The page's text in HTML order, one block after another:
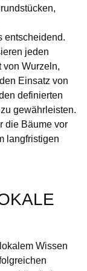
entscheidend.
jeden
von Wurzeln,
Einsatz von
definierten
gewährleisten.
die Bäume vor
langfristigen
Wissen